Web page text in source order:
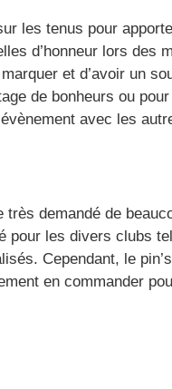
les tenus pour
d’honneur lors des
et d’avoir un
de bonheurs ou
avec les
demandé de
pour les divers clubs
Cependant, le
en commander